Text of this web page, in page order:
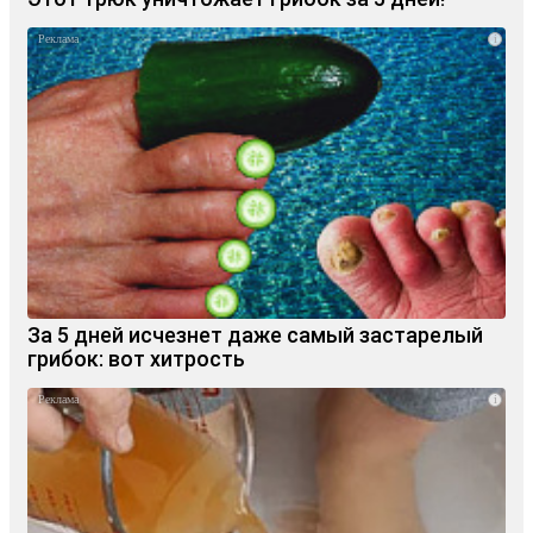
i
За 5 дней исчезнет даже самый застарелый
грибок: вот хитрость
i